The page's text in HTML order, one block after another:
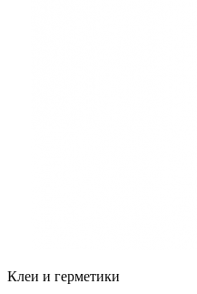
Клеи и герметики